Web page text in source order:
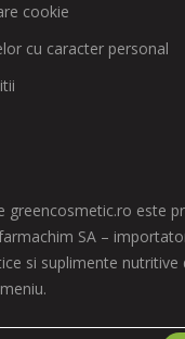
cookie
cu caracter personal
greencosmetic.ro este
SA –
si suplimente nutritive